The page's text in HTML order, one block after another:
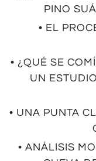
PINO
• EL
• ¿QUÉ SE
UN
• UNA PUNTA
• ANÁLISIS